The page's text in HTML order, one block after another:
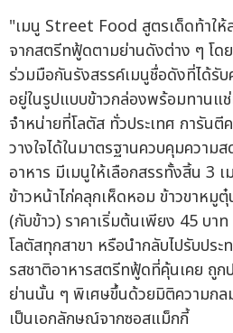
"เมนู Street Food สูตรเด็ดท้าให้
จากสตรีทฟู้ดตามย่านดังต่าง ๆ โด
ร่วมมือกันรังสรรค์เมนูชื่อดังที่ได้รั
อยู่ในรูปแบบข้าวกล่องพร้อมทานแ
จำหน่ายที่โลตัส ทั่วประเทศ การันตี
วางใจได้ในมาตรฐานควบคุมควา
อาหาร มีเมนูให้เลือกสรรทั้งสิ้น 3
ข้าวหน้าไก่คลุกเห็ดหอม ข้าวขาหมูตุ๋
(กับข้าว) ราคาเริ่มต้นเพียง 45 บ
โลตัสทุกสาขา หรือนำกลับไปรับปร
รสชาติอาหารสตรีทฟู้ดที่คุ้นเคย ถูก
ย่านนั้น ๆ พิเศษขึ้นด้วยมิติความก
เป็นเอกลักษณ์จากซอสแม็กกี้